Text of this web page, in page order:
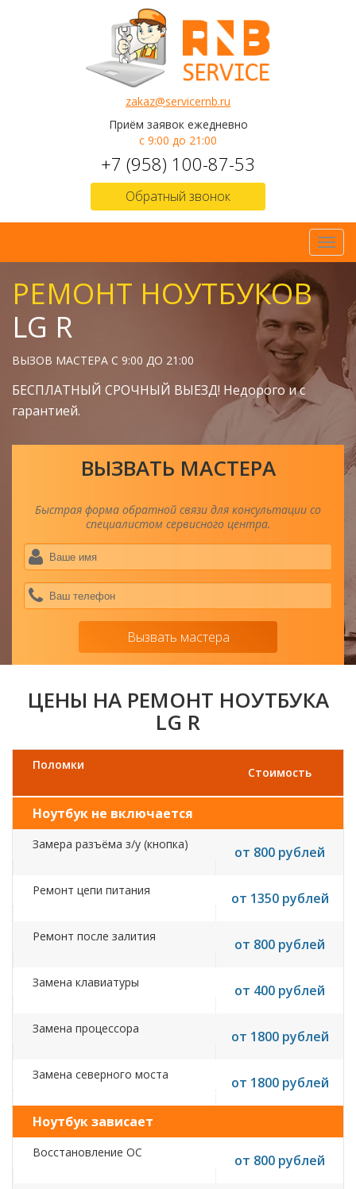
zakaz@servicernb.ru
Приём заявок ежедневно
с 9:00 до 21:00
+7 (958) 100-87-53
Обратный звонок
РЕМОНТ НОУТБУКОВ
LG R
ВЫЗОВ МАСТЕРА С 9:00 ДО 21:00
БЕСПЛАТНЫЙ СРОЧНЫЙ ВЫЕЗД! Недорого и с
гарантией.
ВЫЗВАТЬ МАСТЕРА
Быстрая форма обратной связи для консультации со
специалистом сервисного центра.
Вызвать мастера
ЦЕНЫ НА РЕМОНТ НОУТБУКА
LG R
Поломки
Стоимость
Ноутбук не включается
Замера разъёма з/у (кнопка) от 800 рублей
Ремонт цепи питания от 1350 рублей
Ремонт после залития от 800 рублей
Замена клавиатуры от 400 рублей
Замена процессора от 1800 рублей
Замена северного моста от 1800 рублей
Ноутбук зависает
Восстановление ОС от 800 рублей